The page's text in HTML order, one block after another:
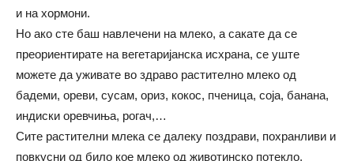
и на хормони.
Но ако сте баш навлечени на млеко, а сакате да се
преориентирате на вегетаријанска исхрана, се уште
можете да уживате во здраво растително млеко од
бадеми, ореви, сусам, ориз, кокос, пченица, соја, банана,
индиски оревчиња, рогач,…
Сите растителни млека се далеку поздрави, похранливи и
повкусни од било кое млеко од животинско потекло,